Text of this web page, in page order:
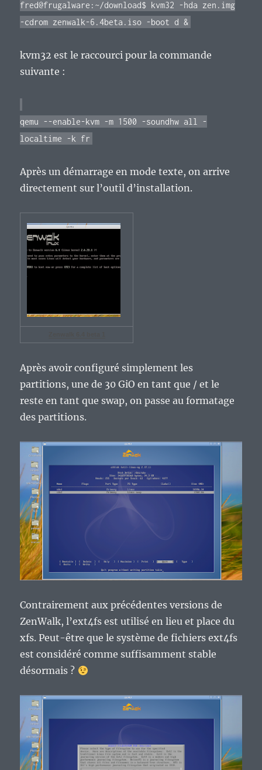
fred@frugalware:~/download$ kvm32 -hda zen.img
-cdrom zenwalk-6.4beta.iso -boot d &
kvm32 est le raccourci pour la commande
suivante :
qemu --enable-kvm -m 1500 -soundhw all -
localtime -k fr
Après un démarrage en mode texte, on arrive
directement sur l’outil d’installation.
Après avoir configuré simplement les
partitions, une de 30 GiO en tant que / et le
reste en tant que swap, on passe au formatage
des partitions.
Contrairement aux précédentes versions de
ZenWalk, l’ext4fs est utilisé en lieu et place du
xfs. Peut-être que le système de fichiers ext4fs
est considéré comme suffisamment stable
désormais ?